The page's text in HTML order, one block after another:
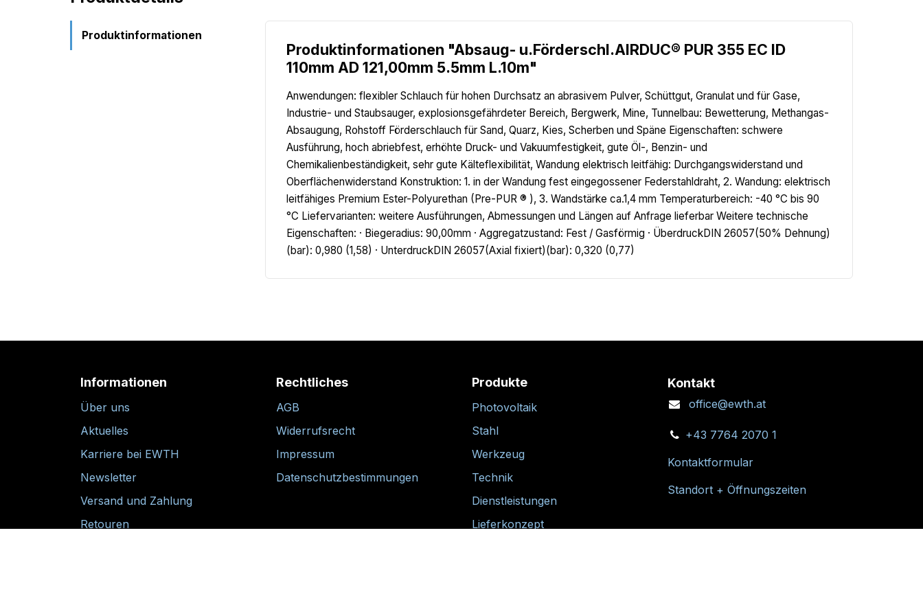
Produktinformationen
Produktinformationen "Absaug- u.Förderschl.AIRDUC® PUR 355 EC ID
110mm AD 121,00mm 5.5mm L.10m"
Anwendungen: flexibler Schlauch für hohen Durchsatz an abrasivem Pulver, Schüttgut, Granulat und für Gase,
Industrie- und Staubsauger, explosionsgefährdeter Bereich, Bergwerk, Mine, Tunnelbau: Bewetterung, Methangas-
Absaugung, Rohstoff Förderschlauch für Sand, Quarz, Kies, Scherben und Späne Eigenschaften: schwere
Ausführung, hoch abriebfest, erhöhte Druck- und Vakuumfestigkeit, gute Öl-, Benzin- und
Chemikalienbeständigkeit, sehr gute Kälteflexibilität, Wandung elektrisch leitfähig: Durchgangswiderstand und
Oberflächenwiderstand Konstruktion: 1. in der Wandung fest eingegossener Federstahldraht, 2. Wandung: elektrisch
leitfähiges Premium Ester-Polyurethan (Pre-PUR ® ), 3. Wandstärke ca.1,4 mm Temperaturbereich: -40 °C bis 90
°C Liefervarianten: weitere Ausführungen, Abmessungen und Längen auf Anfrage lieferbar Weitere technische
Eigenschaften: · Biegeradius: 90,00mm · Aggregatzustand: Fest / Gasförmig · ÜberdruckDIN 26057(50% Dehnung)
(bar): 0,980 (1,58) · UnterdruckDIN 26057(Axial fixiert)(bar): 0,320 (0,77)
Informationen
Über uns
Aktuelles
Karriere bei EWTH
Newsletter
Versand und Zahlung
Retouren
Rechtliches
AGB
Widerrufsrecht
Impressum
Datenschutzbestimmungen
Produkte
Photovoltaik
Stahl
Werkzeug
Technik
Dienstleistungen
Lieferkonzept
Kontakt
office@ewth.at
+43 7764 2070 1
Kontaktformular
Standort + Öffnungszeiten